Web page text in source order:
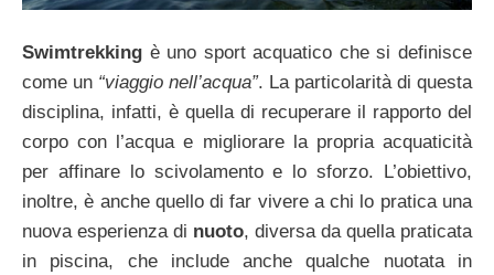
Swimtrekking è uno sport acquatico che si definisce
come un “viaggio nell’acqua”. La particolarità di questa
disciplina, infatti, è quella di recuperare il rapporto del
corpo con l’acqua e migliorare la propria acquaticità
per affinare lo scivolamento e lo sforzo. L’obiettivo,
inoltre, è anche quello di far vivere a chi lo pratica una
nuova esperienza di nuoto, diversa da quella praticata
in piscina, che include anche qualche nuotata in